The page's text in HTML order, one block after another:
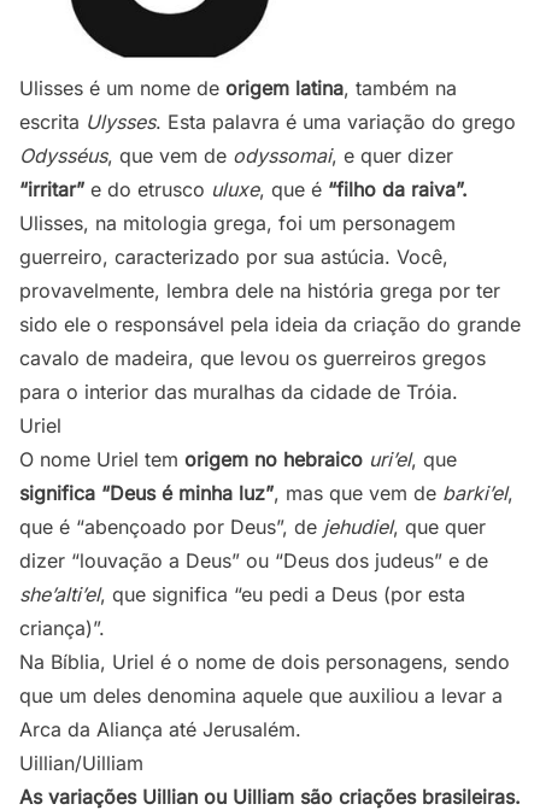
Ulisses é um nome de origem latina, também na
escrita Ulysses. Esta palavra é uma variação do grego
Odysséus, que vem de odyssomai, e quer dizer
“irritar” e do etrusco uluxe, que é “filho da raiva”.
Ulisses, na mitologia grega, foi um personagem
guerreiro, caracterizado por sua astúcia. Você,
provavelmente, lembra dele na história grega por ter
sido ele o responsável pela ideia da criação do grande
cavalo de madeira, que levou os guerreiros gregos
para o interior das muralhas da cidade de Tróia.
Uriel
O nome Uriel tem origem no hebraico uri’el, que
significa “Deus é minha luz”, mas que vem de barki’el,
que é “abençoado por Deus”, de jehudiel, que quer
dizer “louvação a Deus” ou “Deus dos judeus” e de
she’alti’el, que significa “eu pedi a Deus (por esta
criança)”.
Na Bíblia, Uriel é o nome de dois personagens, sendo
que um deles denomina aquele que auxiliou a levar a
Arca da Aliança até Jerusalém.
Uillian/Uilliam
As variações Uillian ou Uilliam são criações brasileiras.